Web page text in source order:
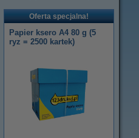
Oferta specjalna!
Papier ksero A4 80 g (5
ryz = 2500 kartek)